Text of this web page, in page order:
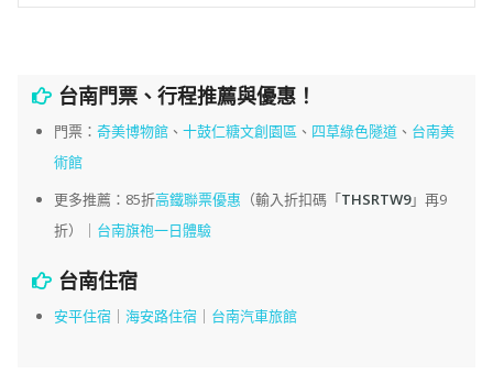
台南門票、行程推薦與優惠！
門票： 奇美博物館、 十鼓仁糖文創園區 、 四草綠色隧道、 台南美
術館
更多推薦：85折高鐵聯票優惠 （輸入折扣碼「THSRTW9」再9
折）｜ 台南旗袍一日體驗
台南住宿
安平住宿｜ 海安路住宿｜ 台南汽車旅館